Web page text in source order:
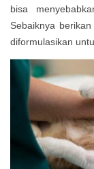
bisa
Sebaiknya
diformulasikan